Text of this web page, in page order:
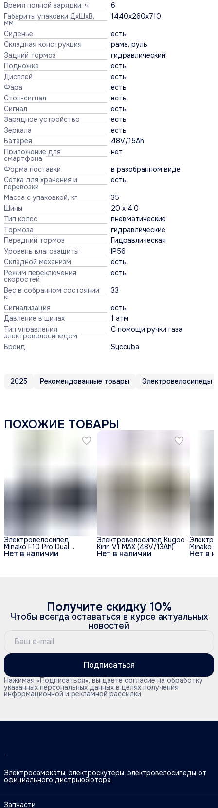
Время полной зарядки, ч
6
Габариты упаковки ДхШхВ,
мм
1440x260x710
Сиденье
есть
Складная конструкция
рама, руль
Задний тормоз
гидравлический
Подножка
есть
Дисплей
есть
Фара
есть
Стоп-сигнал
есть
Сигнал
есть
Зарядное устройство
есть
Зеркала
есть
Батарея
48V/15Ah
Приложение для
смартфона
нет
Форма поставки
в разобранном виде
Сетка для хранения и
перевозки
есть
Масса с упаковкой, кг
35
Шины
20 x 4.0
Тип колес
пневматические
Тормоза
гидравлические
Передний тормоз
Гидравлическая
Уровень влагозащиты
IP56
Складной механизм
есть
Режим переключения
скоростей
есть
Вес в собранном состоянии,
кг
33
Сигнализация
есть
Давление в шинах
1 атм
Тип управления
электровелосипедом
С помощи ручки газа
Бренд
Syccyba
2025 Рекомендованные товары Электровелосипеды
ПОХОЖИЕ ТОВАРЫ
Нет в наличии
Электровелосипед
Minako F10 Pro Dual
48V/20Ah (полный Нет в наличии
Электровелосипед Kugoo
Kirin V1 MAX (48V/13Ah)
Нет в
Minako
48V/
Получите скидку 10%
Чтобы всегда оставаться в курсе актуальных
новостей
Подписаться
Нажимая «Подписаться», вы даете согласие на обработку
указанных персональных данных в целях получения
информационной и рекламной рассылки
Электросамокаты, электроскутеры, электровелосипеды от
официального дистрьюбютора
Запчасти